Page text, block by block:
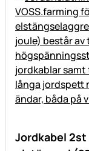
Jordkabel